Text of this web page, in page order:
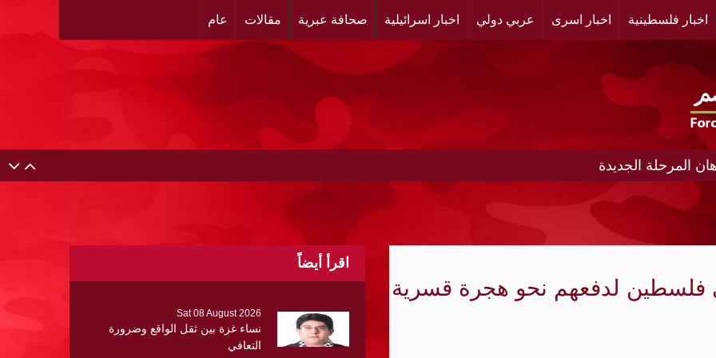
اخبار فلسطينية اخبار اسرى عربي دولي اخبار اسرائيلية صحافة عبرية مقالات عام
المرحلة الجديدة
إلى نظام أمني متعدد الأقطاب؟
فلسطين لدفعهم نحو هجرة قسرية
اقرأ أيضاً
Sat 08 August 2026
نساء غزة بين ثقل الواقع وضرورة
التعافي